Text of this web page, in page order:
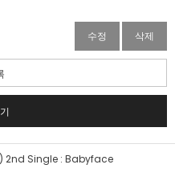
수정 삭제
) 2nd Single : Babyface